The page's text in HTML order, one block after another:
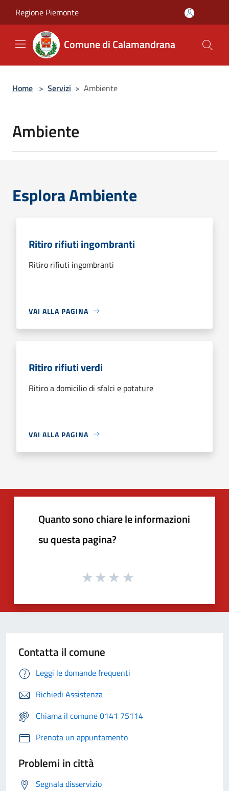
Regione Piemonte
Comune di Calamandrana
Home > Servizi > Ambiente
Ambiente
Esplora Ambiente
Ritiro rifiuti ingombranti
Ritiro rifiuti ingombranti
VAI ALLA PAGINA
Ritiro rifiuti verdi
Ritiro a domicilio di sfalci e potature
VAI ALLA PAGINA
Quanto sono chiare le informazioni
su questa pagina?
Contatta il comune
Leggi le domande frequenti
Richiedi Assistenza
Chiama il comune 0141 75114
Prenota un appuntamento
Problemi in città
Segnala disservizio